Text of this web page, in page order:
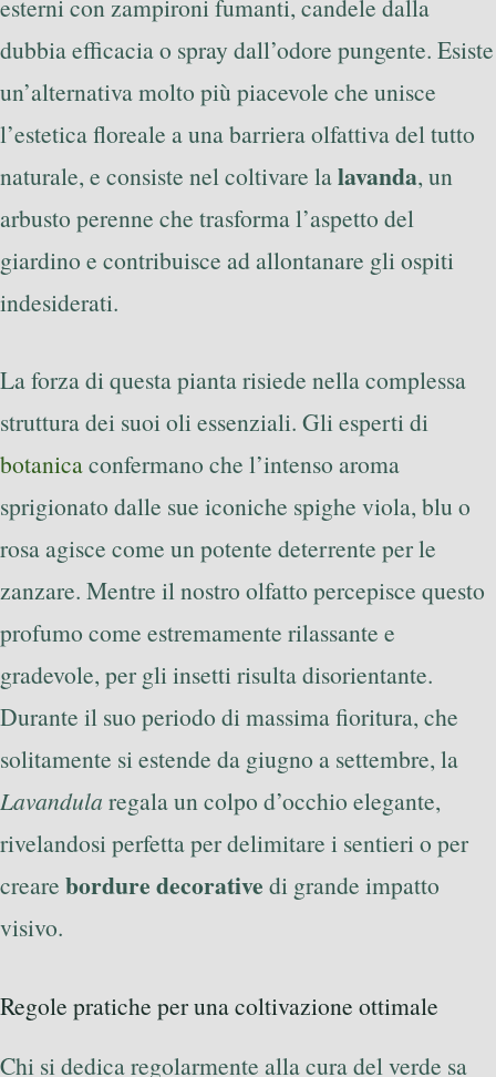
esterni con zampironi fumanti, candele dalla
dubbia efficacia o spray dall’odore pungente. Esiste
un’alternativa molto più piacevole che unisce
l’estetica floreale a una barriera olfattiva del tutto
naturale, e consiste nel coltivare lalavanda, un
arbusto perenne che trasforma l’aspetto del
giardino e contribuisce ad allontanare gli ospiti
indesiderati.
La forza di questa pianta risiede nella complessa
struttura dei suoi oli essenziali. Gli esperti di
botanicaconfermano che l’intenso aroma
sprigionato dalle sue iconiche spighe viola, blu o
rosa agisce come un potente deterrente per le
zanzare. Mentre il nostro olfatto percepisce questo
profumo come estremamente rilassante e
gradevole, per gli insetti risulta disorientante.
Durante il suo periodo di massima fioritura, che
solitamente si estende da giugno a settembre, la
Lavandula regala un colpo d’occhio elegante,
rivelandosi perfetta per delimitare i sentieri o per
creare bordure decorative di grande impatto
visivo.
Regole pratiche per una coltivazione ottimale
Chi si dedica regolarmente alla cura del verde sa